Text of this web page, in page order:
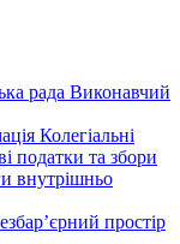
рада Виконавчий
Колегіальні
податки та збори
внутрішньо
простір